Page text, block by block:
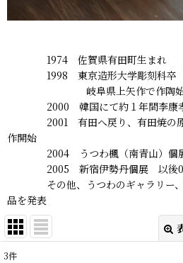
1974 佐賀県有田町生まれ
1998 東京造形大学彫刻科卒
岐阜県上矢作で作陶始
2000 韓国にて約１年間李康孝
2001 有田へ戻り、有田焼の原
作開始
2004 うつわ楓（南青山）個展
2005 新宿伊勢丹個展 以後06
その他、うつわのギャラリー、
品を発表
3件